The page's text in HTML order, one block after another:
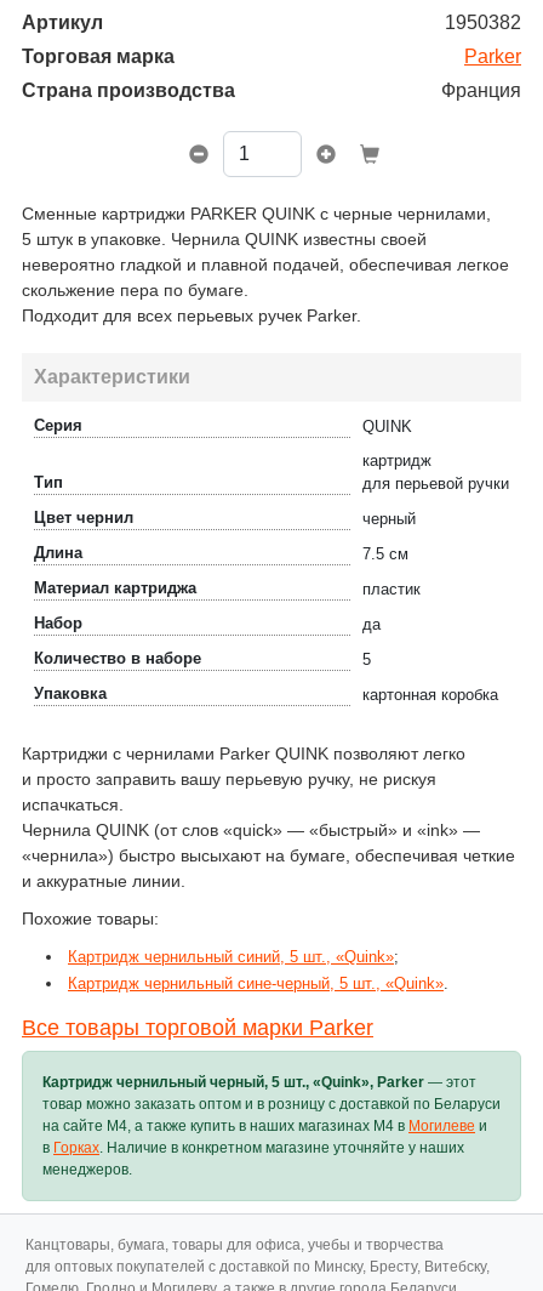
Артикул
1950382
Торговая марка
Parker
Страна производства
Франция
Сменные картриджи PARKER QUINK с черные чернилами,
5 штук в упаковке. Чернила QUINK известны своей
невероятно гладкой и плавной подачей, обеспечивая легкое
скольжение пера по бумаге.
Подходит для всех перьевых ручек Parker.
Характеристики
Серия QUINK
Тип
картридж
для перьевой ручки
Цвет чернил
черный
Длина
7.5 см
Материал картриджа
пластик
Набор
да
Количество в наборе
5
Упаковка
картонная коробка
Картриджи с чернилами Parker QUINK позволяют легко
и просто заправить вашу перьевую ручку, не рискуя
испачкаться.
Чернила QUINK (от слов «quick» — «быстрый» и «ink» —
«чернила») быстро высыхают на бумаге, обеспечивая четкие
и аккуратные линии.
Похожие товары:
Картридж чернильный синий, 5 шт., «Quink»;
Картридж чернильный сине-черный, 5 шт., «Quink».
Все товары торговой марки Parker
Картридж чернильный черный, 5 шт., «Quink», Parker — этот
товар можно заказать оптом и в розницу с доставкой по Беларуси
на сайте M4, а также купить в наших магазинах M4 в Могилеве и
в Горках. Наличие в конкретном магазине уточняйте у наших
менеджеров.
Канцтовары, бумага, товары для офиса, учебы и творчества
для оптовых покупателей с доставкой по Минску, Бресту, Витебску,